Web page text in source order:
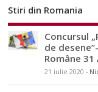
Stiri din Romania
Concursul
de
Române
21 iulie 2020 -